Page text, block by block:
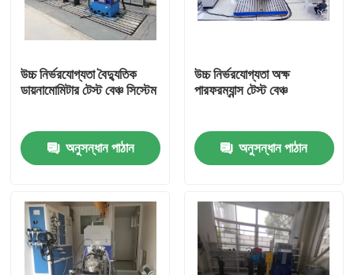
আমাদের সম্বন্ধে
উচ্চ নির্ভরযোগ্যতা বৈদ্যুতিক
ডায়নামোমিটার টেস্ট বেঞ্চ সিস্টেম
অনুসন্ধান পাঠান
উচ্চ নির্ভরযোগ্যতা অক্ষ
পারফরম্যান্স টেস্ট বেঞ্চ
অনুসন্ধান পাঠান